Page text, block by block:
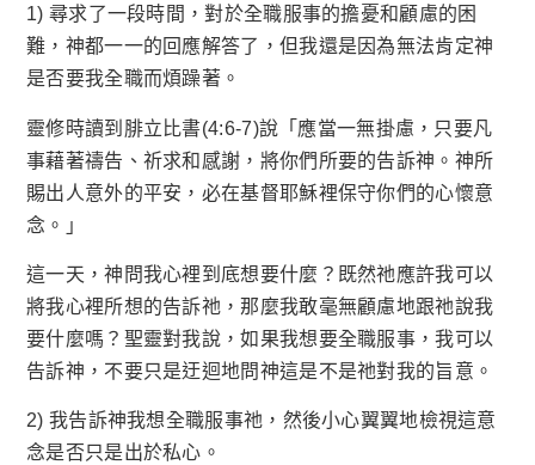
1) 尋求了一段時間，對於全職服事的擔憂和顧慮的困
難，神都一一的回應解答了，但我還是因為無法肯定神
是否要我全職而煩躁著。
靈修時讀到腓立比書(4:6-7)說「應當一無掛慮，只要凡
事藉著禱告、祈求和感謝，將你們所要的告訴神。神所
賜出人意外的平安，必在基督耶穌裡保守你們的心懷意
念。」
這一天，神問我心裡到底想要什麼？既然祂應許我可以
將我心裡所想的告訴祂，那麼我敢毫無顧慮地跟祂說我
要什麼嗎？聖靈對我說，如果我想要全職服事，我可以
告訴神，不要只是迂迴地問神這是不是祂對我的旨意。
2) 我告訴神我想全職服事祂，然後小心翼翼地檢視這意
念是否只是出於私心。